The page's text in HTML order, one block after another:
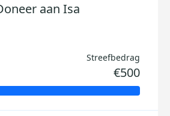
aan Isa
Streefbedrag
€500